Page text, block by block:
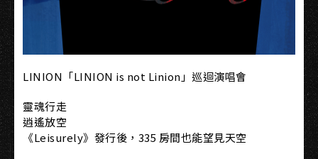
LINION「LINION is not Linion」巡迴演唱會
靈魂行走
逍遙放空
《Leisurely》發行後，335 房間也能望見天空